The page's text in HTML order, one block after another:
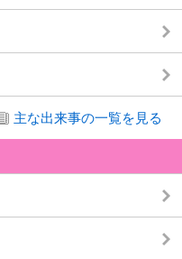
主な出来事の一覧を見る